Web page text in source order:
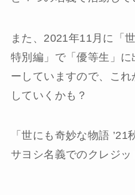
また、2021年11月に「
特別編」で「優等生」に
ーしていますので、こ
していくかも？
「世にも奇妙な物語
サヨシ名義でのクレジッ